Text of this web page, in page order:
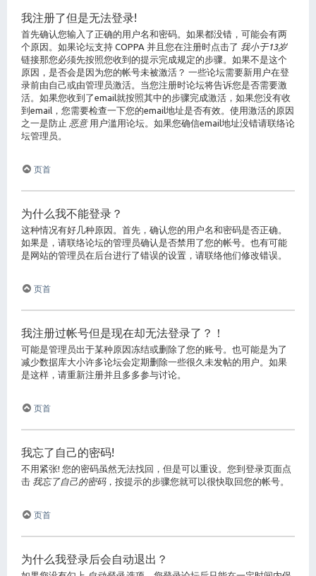
我注册了但是无法登录!
首先确认您输入了正确的用户名和密码。如果都没错，可能会有两
个原因。如果论坛支持 COPPA 并且您在注册时点击了 我小于13岁
链接那您必须先按照您收到的提示完成规定的步骤。如果不是这个
原因，是否会是因为您的帐号未被激活？ 一些论坛需要新用户在登
录前由自己或由管理员激活。当您注册时论坛将告诉您是否需要激
活。如果您收到了email就按照其中的步骤完成激活，如果您没有收
到email，您需要检查一下您的email地址是否有效。使用激活的原因
之一是防止 恶意用户滥用论坛。如果您确信email地址没错请联络论
坛管理员。
页首
为什么我不能登录？
这种情况有好几种原因。首先，确认您的用户名和密码是否正确。
如果是，请联络论坛的管理员确认是否禁用了您的帐号。也有可能
是网站的管理员在后台进行了错误的设置，请联络他们修改错误。
页首
我注册过帐号但是现在却无法登录了？！
可能是管理员出于某种原因冻结或删除了您的账号。也可能是为了
减少数据库大小许多论坛会定期删除一些很久未发帖的用户。如果
是这样，请重新注册并且多多参与讨论。
页首
我忘了自己的密码!
不用紧张! 您的密码虽然无法找回，但是可以重设。您到登录页面点
击 我忘了自己的密码，按提示的步骤您就可以很快取回您的帐号。
页首
为什么我登录后会自动退出？